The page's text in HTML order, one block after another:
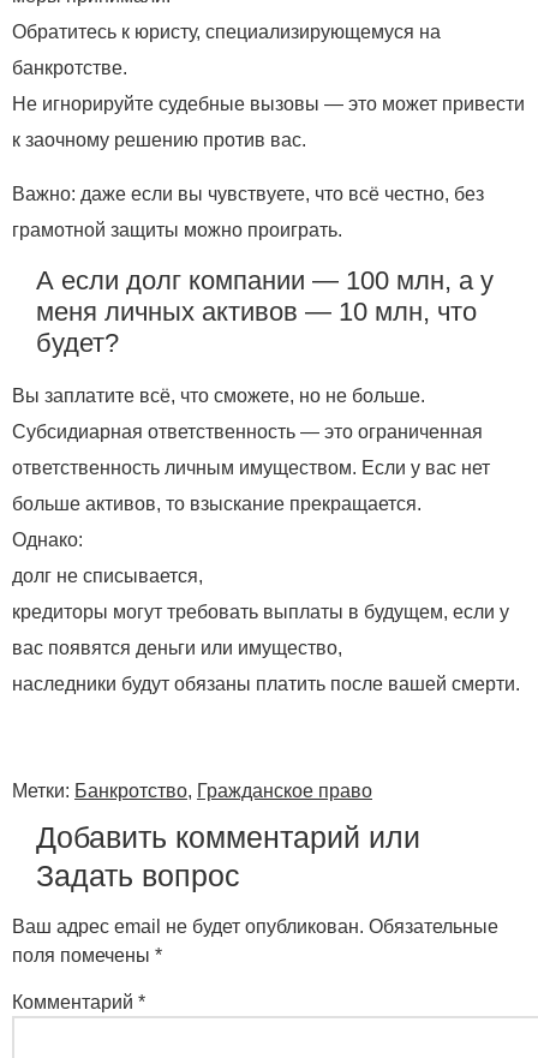
Обратитесь к юристу, специализирующемуся на
банкротстве.
Не игнорируйте судебные вызовы — это может привести
к заочному решению против вас.
Важно: даже если вы чувствуете, что всё честно, без
грамотной защиты можно проиграть.
А если долг компании — 100 млн, а у
меня личных активов — 10 млн, что
будет?
Вы заплатите всё, что сможете, но не больше.
Субсидиарная ответственность — это ограниченная
ответственность личным имуществом. Если у вас нет
больше активов, то взыскание прекращается.
Однако:
долг не списывается,
кредиторы могут требовать выплаты в будущем, если у
вас появятся деньги или имущество,
наследники будут обязаны платить после вашей смерти.
Метки: Банкротство, Гражданское право
Добавить комментарий или
Задать вопрос
Ваш адрес email не будет опубликован. Обязательные
поля помечены *
Комментарий *